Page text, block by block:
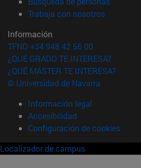
Trabaja con nosotros(abre en
Información
TFNO +34 948 42 56 00
¿QUÉ GRADO TE INTERESA?
¿QUÉ MÁSTER TE INTERESA?
© Universidad de Navarra
Información legal
Accesibilidad
Configuración de cookies
Localizador de campus